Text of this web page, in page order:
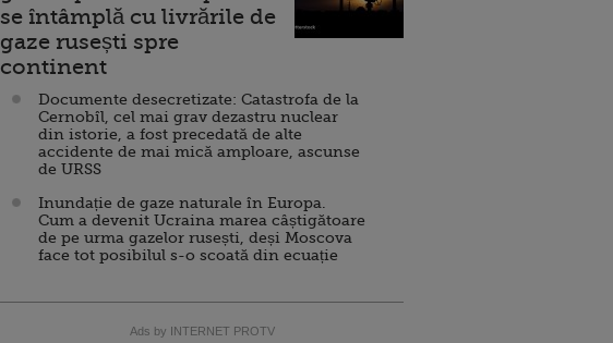
se întâmplă cu livrările de
gaze rusești spre
continent
Documente desecretizate: Catastrofa de la
Cernobîl, cel mai grav dezastru nuclear
din istorie, a fost precedată de alte
accidente de mai mică amploare, ascunse
de URSS
Inundație de gaze naturale în Europa.
Cum a devenit Ucraina marea câștigătoare
de pe urma gazelor rusești, deși Moscova
face tot posibilul s-o scoată din ecuație
Ads by INTERNET PROTV